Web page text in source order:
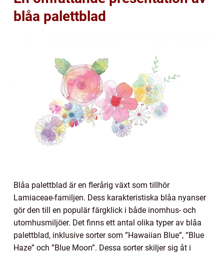
blåa palettblad
Blåa palettblad är en flerårig växt som tillhör
Lamiaceae-familjen. Dess karakteristiska blåa nyanser
gör den till en populär färgklick i både inomhus- och
utomhusmiljöer. Det finns ett antal olika typer av blåa
palettblad, inklusive sorter som ”Hawaiian Blue”, ”Blue
Haze” och ”Blue Moon”. Dessa sorter skiljer sig åt i